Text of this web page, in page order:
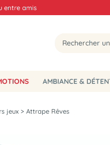
entre amis
AMBIANCE &
jeux > Attrape Rêves